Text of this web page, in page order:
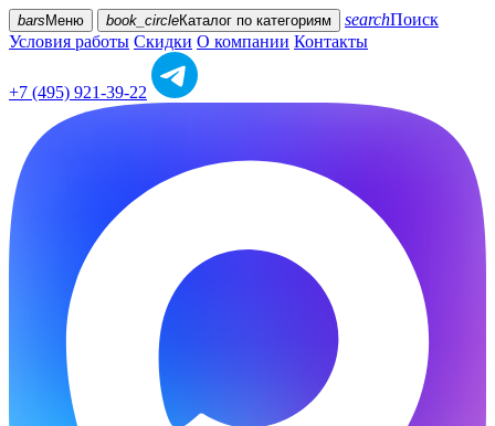
bars Меню book_circleКаталог по категориям searchПоиск
Условия работы Скидки О компании Контакты
+7 (495) 921-39-22